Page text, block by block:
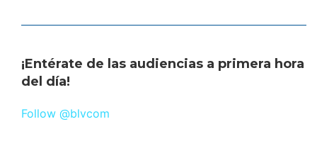
¡Entérate de las audiencias a primera hora
del día!
Follow @blvcom